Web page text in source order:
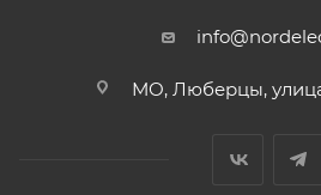
МО, Люберцы,